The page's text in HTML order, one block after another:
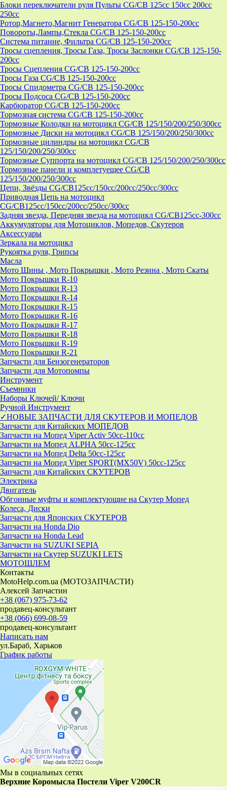
Блоки переключатели руля Пульты CG/CB 125cc 150cc 200cc
250cc
Ротор,Магнето,Магнит Генератора CG/CB 125-150-200cc
Повороты,Лампы,Стекла CG/CB 125-150-200cc
Система питание, Фильтра CG/CB 125-150-200cc
Тросы сцепления, Тросы Газа, Тросы Заслонки CG/CB 125-150-
200cc
Тросы Сцепления CG/CB 125-150-200cc
Тросы Газа CG/CB 125-150-200cc
Тросы Спидометра CG/CB 125-150-200cc
Тросы Подсоса CG/CB 125-150-200cc
Карбюратор CG/CB 125-150-200cc
Тормозная система CG/CB 125-150-200cc
Тормозные Колодки на мотоцикл CG/CB 125/150/200/250/300cc
Тормозные Диски на мотоцикл CG/CB 125/150/200/250/300cc
Тормозные цилиндры на мотоцикл CG/CB
125/150/200/250/300cc
Тормозные Суппорта на мотоцикл CG/CB 125/150/200/250/300cc
Тормозные панели и комплетуещее CG/CB
125/150/200/250/300cc
Цепи, Звёзды CG/CB125cc/150cc/200cc/250cc/300cc
Приводная Цепь на мотоцикл
CG/CB125cc/150cc/200cc/250cc/300cc
Задняя звезда, Передняя звезда на мотоцикл CG/CB125cc-300сс
Аккумуляторы для Мотоциклов, Мопедов, Скутеров
Аксессуары
Зеркала на мотоцикл
Рукоятка руля, Грипсы
Масла
Мото Шины , Мото Покрышки , Мото Резина , Мото Скаты
Мото Покрышки R-10
Мото Покрышки R-13
Мото Покрышки R-14
Мото Покрышки R-15
Мото Покрышки R-16
Мото Покрышки R-17
Мото Покрышки R-18
Мото Покрышки R-19
Мото Покрышки R-21
Запчасти для Бензогенераторов
Запчасти для Мотопомпы
Инструмент
Съемники
Наборы Ключей/ Ключи
Ручной Инструмент
✓НОВЫЕ ЗАПЧАСТИ ДЛЯ СКУТЕРОВ И МОПЕДОВ
Запчасти для Китайских МОПЕДОВ
Запчасти на Мопед Viper Activ 50cc-110cc
Запчасти на Мопед ALPHA 50cc-125cc
Запчасти на Мопед Delta 50cc-125cc
Запчасти на Мопед Viper SPORT(MX50V) 50cc-125cc
Запчасти для Китайских СКУТЕРОВ
Электрика
Двигатель
Обгонные муфты и комплектующие на Скутер Мопед
Колеса, Диски
Запчасти для Японских СКУТЕРОВ
Запчасти на Honda Dio
Запчасти на Honda Lead
Запчасти на SUZUKI SEPIA
Запчасти на Скутер SUZUKI LETS
МОТОШЛЕМ
Контакты
MotoHelp.com.ua (МОТОЗАПЧАСТИ)
Алексей Запчастин
+38 (067) 975-73-62
продавец-консультант
+38 (066) 699-08-59
продавец-консультант
Написать нам
ул.Бараб, Харьков
График работы
Мы в социальных сетях
Верхние Коромысла Постели Viper V200CR